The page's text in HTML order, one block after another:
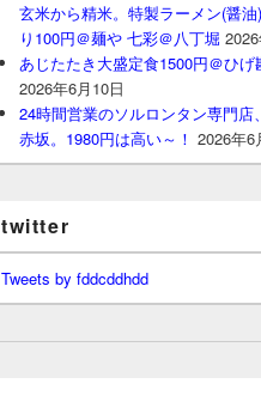
玄米から精米。特製ラーメン(醤
り100円＠麺や 七彩＠八丁堀
あじたたき大盛定食1500円＠ひげ
2026年6月10日
24時間営業のソルロンタン専門店
赤坂。1980円は高い～！ 2026年6
twitter
Tweets by fddcddhdd